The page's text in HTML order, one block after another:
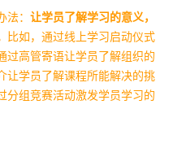
： 让学员了解学习的意义，
比如，通过线上学习启动仪式
过高管寄语让学员了解组织的
让学员了解课程所能解决的挑
分组竞赛活动激发学员学习的